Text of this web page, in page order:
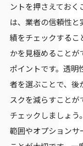
福井県の
地域特有
選び方の
口コミや
自分に合
トラブル
福井県で信頼
見つけ方
ントを押さえておく
は、業者の信頼性と
績をチェックするこ
かを見極めることが
ポイントです。透
者を選ぶことで、後
スクを減らすことが
チェックしましょ
範囲やオプションサ